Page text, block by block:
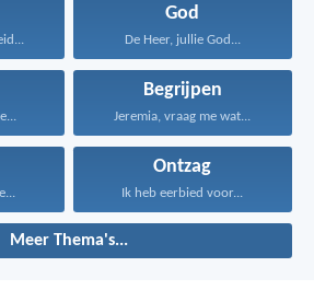
God
De Heer, jullie God...
Begrijpen
Jeremia, vraag me wat...
Ontzag
Ik heb eerbied voor...
Meer Thema's...